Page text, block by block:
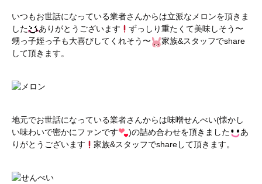
いつもお世話になっている業者さんからは立派なメロンを頂きま
した
ありがとうございます
ずっしり重たくて美味しそう〜
甥っ子姪っ子も大喜びしてくれそう〜
家族&スタッフでshare
して頂きます。
地元でお世話になっている業者さんからは味噌せんべい(懐かし
い味わいで密かにファンです
)の詰め合わせを頂きました
あ
りがとうございます
家族&スタッフでshareして頂きます。